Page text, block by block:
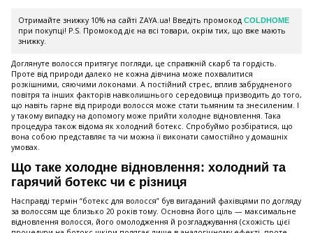
Отримайте знижку 10% на сайті ZAYA.ua! Введіть промокод COLDHOME
при покупці! P.S. Промокод діє на всі товари, окрім тих, що вже мають
знижку.
Доглянуте волосся притягує погляди, це справжній скарб та гордість.
Проте від природи далеко не кожна дівчина може похвалитися
розкішними, сяючими локонами. А постійний стрес, вплив забрудненого
повітря та інших факторів навколишнього середовища призводить до того,
що навіть гарне від природи волосся може стати тьмяним та знесиленим. І
у такому випадку на допомогу може прийти холодне відновлення. Така
процедура також відома як холодний ботекс. Спробуймо розбіратися, що
вона собою представляє та чи можна її виконати самостійно у домашніх
умовах.
Що таке холодне відновлення: холодний та
гарячий ботекс чи є різниця
Насправді термін “ботекс для волосся” був вигаданий фахівцями по догляду
за волоссям ще близько 20 років тому. Основна його ціль — максимальне
відновлення волосся, його омолодження й розгладжування (схожість цієї